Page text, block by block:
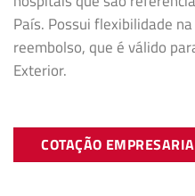
País. Possui flexibilidade na
reembolso, que é válido
Exterior.
COTAÇÃO